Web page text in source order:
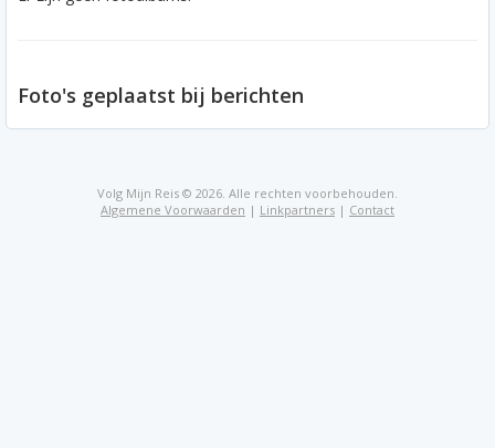
Foto's geplaatst bij berichten
Volg Mijn Reis © 2026. Alle rechten voorbehouden.
Algemene Voorwaarden | Linkpartners | Contact